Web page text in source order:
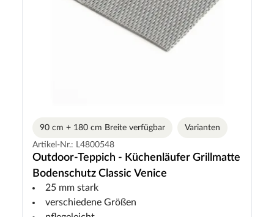
90 cm + 180 cm Breite verfügbar
Varianten
Artikel-Nr.: L4800548
Outdoor-Teppich - Küchenläufer Grillmatte
Bodenschutz Classic Venice
25 mm stark
verschiedene Größen